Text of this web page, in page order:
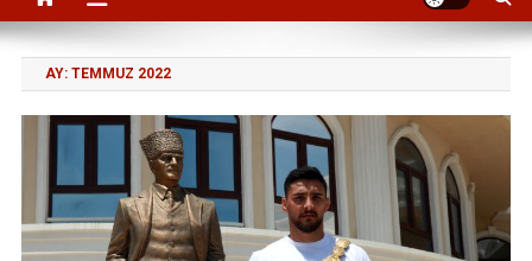
AY: TEMMUZ 2022